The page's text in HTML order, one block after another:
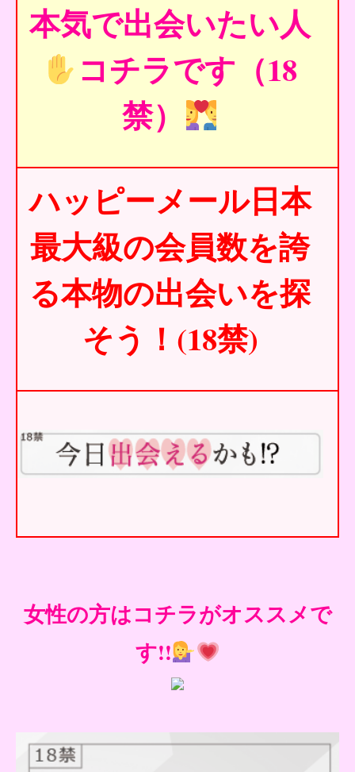
本気で出会いたい人
コチラです（18
禁）
ハッピーメール日本
最大級の会員数を誇
る本物の出会いを探
そう！(18禁)
女性の方はコチラがオススメで
す!!